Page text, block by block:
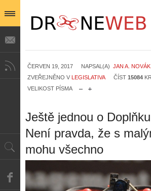
ČERVEN 19, 2017 NAPSAL(A) JAN A. NOVÁK
ZVEŘEJNĚNO V LEGISLATIVA ČÍST 15084
VELIKOST PÍSMA
Ještě jednou o
Není pravda, že s
mohu všechno